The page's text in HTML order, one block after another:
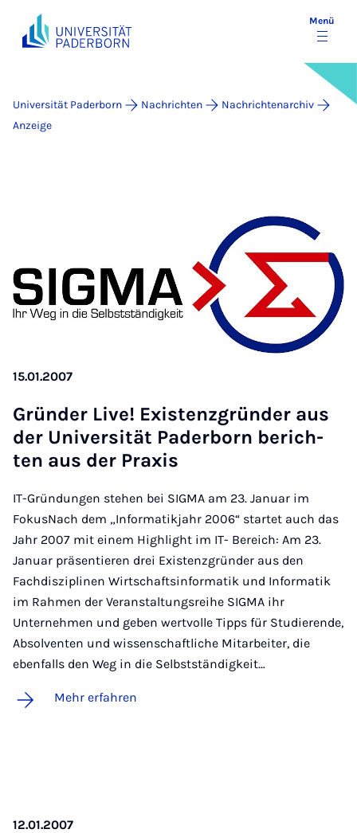
Menü
Universität Paderborn Nachrichten
Nachrichtenarchiv
Anzeige
15.01.2007
Grün­der Live! Exis­tenz­grün­der aus
der Uni­ver­si­tät Pa­der­born be­rich­
ten aus der Pra­xis
IT-Gründungen stehen bei SIGMA am 23. Januar im
FokusNach dem „Informatikjahr 2006“ startet auch das
Jahr 2007 mit einem Highlight im IT- Bereich: Am 23.
Januar präsentieren drei Existenzgründer aus den
Fachdisziplinen Wirtschaftsinformatik und Informatik
im Rahmen der Veranstaltungsreihe SIGMA ihr
Unternehmen und geben wertvolle Tipps für Studierende,
Absolventen und wissenschaftliche Mitarbeiter, die
ebenfalls den Weg in die Selbstständigkeit…
Mehr erfahren
12.01.2007